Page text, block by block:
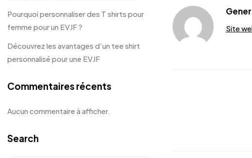
Site
Pourquoi personnaliser des T shirts pour
femme pour un EVJF ?
Découvrez les avantages d’un tee shirt
personnalisé pour une EVJF
Commentaires récents
Aucun commentaire à afficher.
Search